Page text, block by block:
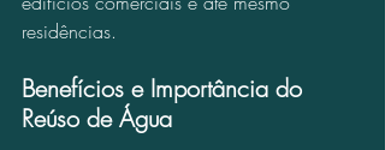
residências.
Benefícios e Importância do
Reúso de Água